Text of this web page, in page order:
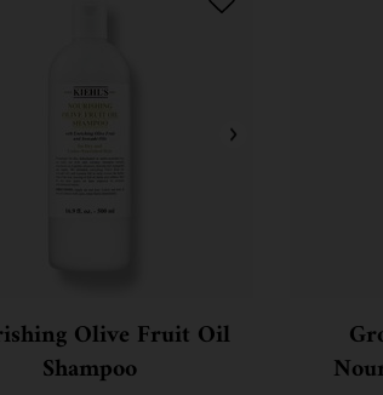
Olive Fruit Oil
Shampoo